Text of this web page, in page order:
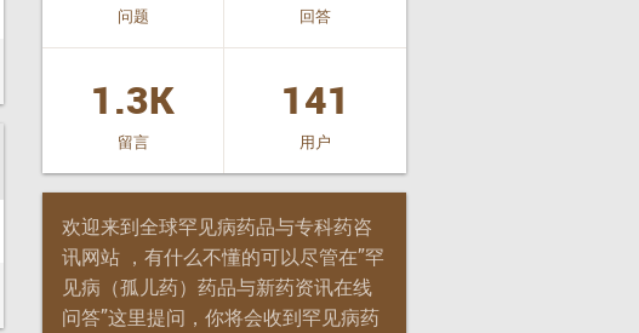
问题 回答
1.3K
留言
141
用户
欢迎来到全球罕见病药品与专科药咨
讯网站 ，有什么不懂的可以尽管在”罕
见病（孤儿药）药品与新药资讯在线
问答”这里提问，你将会收到罕见病药